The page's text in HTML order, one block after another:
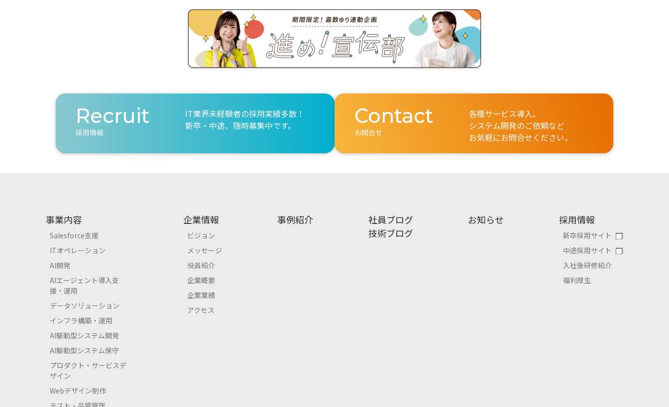
Recruit
採用情報
IT業界未経験者の採用実績多数！
新卒・中途、随時募集中です。
Contact
お問合せ
各種サービス導入、
システム開発のご依頼など
お気軽にお問合せください。
事業内容
Salesforce支援
ITオペレーション
AI開発
AIエージェント導入支
援・運用
データソリューション
インフラ構築・運用
AI駆動型システム開発
AI駆動型システム保守
プロダクト・サービスデ
ザイン
Webデザイン制作
企業情報
ビジョン
メッセージ
役員紹介
企業概要
企業業績
アクセス
事例紹介
社員ブログ
技術ブログ
お知らせ 採用情報
新卒採用サイト
中途採用サイト
入社後研修紹介
福利厚生